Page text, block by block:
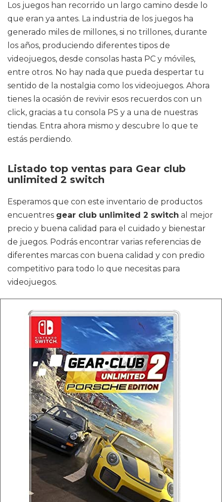
Los juegos han recorrido un largo camino desde lo
que eran ya antes. La industria de los juegos ha
generado miles de millones, si no trillones, durante
los años, produciendo diferentes tipos de
videojuegos, desde consolas hasta PC y móviles,
entre otros. No hay nada que pueda despertar tu
sentido de la nostalgia como los videojuegos. Ahora
tienes la ocasión de revivir esos recuerdos con un
click, gracias a tu consola PS y a una de nuestras
tiendas. Entra ahora mismo y descubre lo que te
estás perdiendo.
Listado top ventas para Gear club
unlimited 2 switch
Esperamos que con este inventario de productos
encuentres gear club unlimited 2 switch al mejor
precio y buena calidad para el cuidado y bienestar
de juegos. Podrás encontrar varias referencias de
diferentes marcas con buena calidad y con predio
competitivo para todo lo que necesitas para
videojuegos.